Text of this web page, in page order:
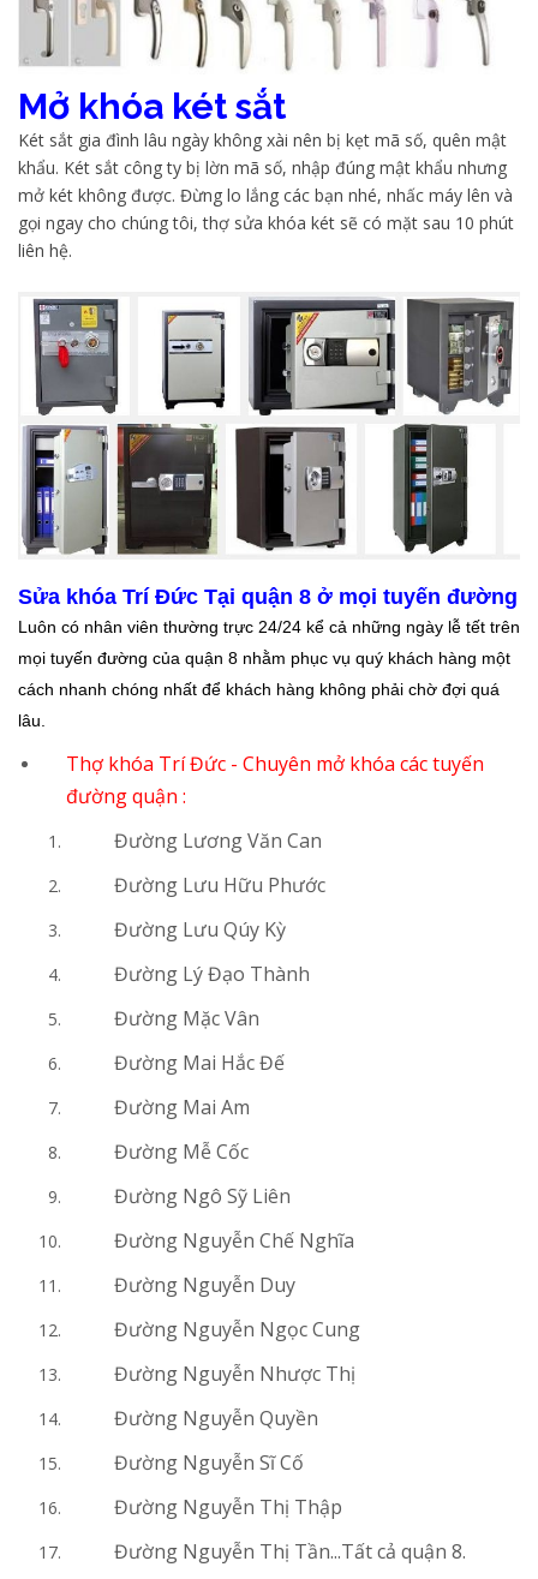
Mở khóa két sắt
Két sắt gia đình lâu ngày không xài nên bị kẹt mã số, quên mật
khẩu. Két sắt công ty bị lờn mã số, nhập đúng mật khẩu nhưng
mở két không được. Đừng lo lắng các bạn nhé, nhấc máy lên và
gọi ngay cho chúng tôi, thợ sửa khóa két sẽ có mặt sau 10 phút
liên hệ.
Sửa khóa Trí Đức Tại quận 8 ở mọi tuyến đường
Luôn có nhân viên thường trực 24/24 kể cả những ngày lễ tết trên
mọi tuyến đường của quận 8 nhằm phục vụ quý khách hàng một
cách nhanh chóng nhất để khách hàng không phải chờ đợi quá
lâu.
​Thợ khóa Trí Đức - Chuyên mở khóa các tuyến
đường quận :
Đường Lương Văn Can
Đường Lưu Hữu Phước
Đường Lưu Qúy Kỳ
Đường Lý Đạo Thành
Đường Mặc Vân
Đường Mai Hắc Đế
Đường Mai Am
Đường Mễ Cốc
Đường Ngô Sỹ Liên
Đường Nguyễn Chế Nghĩa
Đường Nguyễn Duy
Đường Nguyễn Ngọc Cung
Đường Nguyễn Nhược Thị
Đường Nguyễn Quyền
Đường Nguyễn Sĩ Cố
Đường Nguyễn Thị Thập
Đường Nguyễn Thị Tần...Tất cả quận 8.